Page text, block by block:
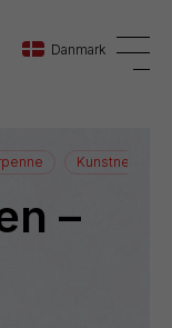
Danmark
–